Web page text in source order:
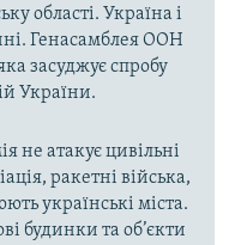
області. Україна і
Генасамблея ООН
засуджує спробу
України.
не атакує цивільні
ракетні війська,
українські міста.
будинки та об’єкти